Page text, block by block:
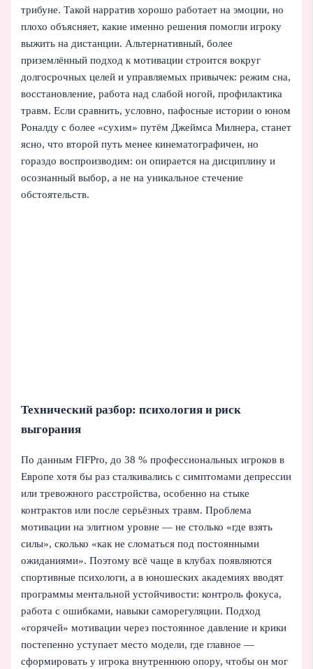
трибуне. Такой нарратив хорошо работает на эмоции, но
плохо объясняет, какие именно решения помогли игроку
выжить на дистанции. Альтернативный, более
приземлённый подход к мотивации строится вокруг
долгосрочных целей и управляемых привычек: режим сна,
восстановление, работа над слабой ногой, профилактика
травм. Если сравнить, условно, пафосные истории о юном
Роналду с более «сухим» путём Джеймса Милнера, станет
ясно, что второй путь менее кинематографичен, но
гораздо воспроизводим: он опирается на дисциплину и
осознанный выбор, а не на уникальное стечение
обстоятельств.
Технический разбор: психология и риск
выгорания
По данным FIFPro, до 38 % профессиональных игроков в
Европе хотя бы раз сталкивались с симптомами депрессии
или тревожного расстройства, особенно на стыке
контрактов или после серьёзных травм. Проблема
мотивации на элитном уровне — не столько «где взять
силы», сколько «как не сломаться под постоянными
ожиданиями». Поэтому всё чаще в клубах появляются
спортивные психологи, а в юношеских академиях вводят
программы ментальной устойчивости: контроль фокуса,
работа с ошибками, навыки саморегуляции. Подход
«горячей» мотивации через постоянное давление и крики
постепенно уступает место модели, где главное —
сформировать у игрока внутреннюю опору, чтобы он мог